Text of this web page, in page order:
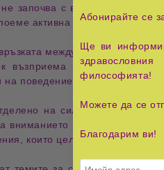
започва с външните
активна роля в живота
между мисли, емоции,
възприема и изгражда
поведение и постепенно да
насилата на
вниманието може да
които целят да превърнат
Абонирайте се
Ще ви
философията!
Можете да се
Благодарим ви!